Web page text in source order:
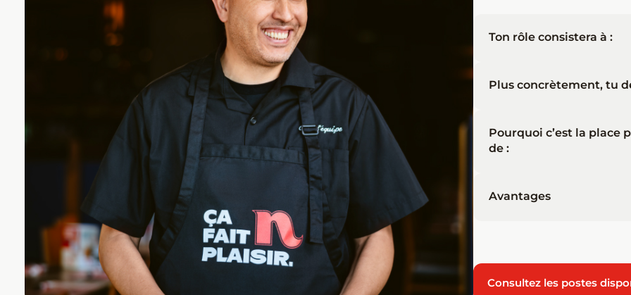
Ton rôle consistera à :
Plus concrètement, tu
Pourquoi c’est la place
de :
Avantages
Consultez les postes